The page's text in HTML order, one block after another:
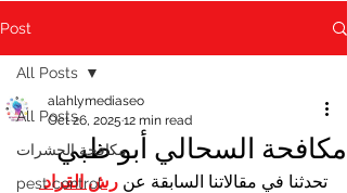
Post
All Posts
مكافحة الحشرات
pest control
All Posts
مكافحة السحالي أبو ظبي
alahlymediaseo
Oct 26, 2025 12 min read
تحدثنا في مقالاتنا السابقة عن رش القراد